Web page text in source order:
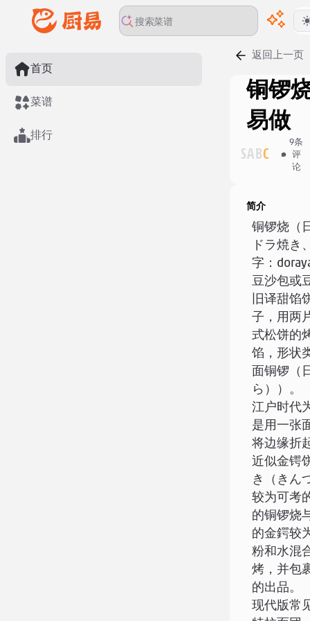
首页
菜谱
排行
返回上一页
铜锣
易做
SA BC
9条
评
论
简介
铜锣烧（
ドラ焼き
字：
豆沙包或
旧译甜馅
子，用两
式松饼的
馅，形状
面铜锣（
ら））。
江户时代
是用一张
将边缘折
近似金锷
き（きん
较为可考
的铜锣烧
的金鍔较
粉和水混
烤，并包
的出品。
现代版常